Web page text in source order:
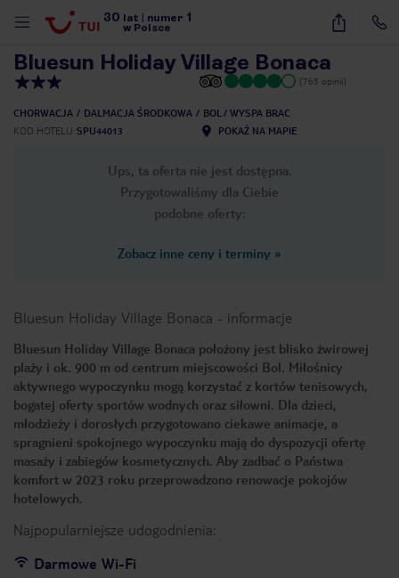
30 lat numer 1
w Polsce
30
Bluesun Holiday Village Bonaca
(765 opinii)
CHORWACJA DALMACJA ŚRODKOWA
BOL / WYSPA BRAC
KOD HOTELU SPU44013 POKAŻ NA MAPIE
Ups, ta oferta nie jest dostępna.
Przygotowaliśmy dla Ciebie
podobne oferty:
Zobacz inne ceny i terminy »
Bluesun Holiday Village Bonaca - informacje
Bluesun Holiday Village Bonaca położony jest blisko żwirowej
plaży i ok. 900 m od centrum miejscowości Bol. Miłośnicy
aktywnego wypoczynku mogą korzystać z kortów tenisowych,
bogatej oferty sportów wodnych oraz siłowni. Dla dzieci,
młodzieży i dorosłych przygotowano ciekawe animacje, a
spragnieni spokojnego wypoczynku mają do dyspozycji ofertę
masaży i zabiegów kosmetycznych. Aby zadbać o Państwa
komfort w 2023 roku przeprowadzono renowacje pokojów
hotelowych.
Najpopularniejsze udogodnienia:
Darmowe Wi-Fi